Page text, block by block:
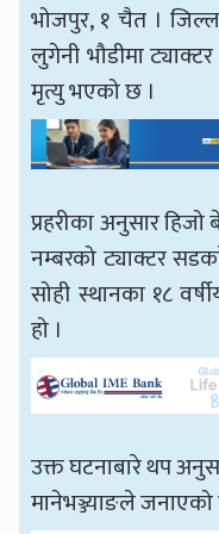
भोजपुर, १ चैत ।
लुगेनी भौडीमा
मृत्यु भएको छ ।
प्रहरीका अनुसार
नम्बरको ट्याक्टर
सोही स्थानका १८
हो ।
उक्त घटनाबारे थप
मानेभञ्ज्याङले